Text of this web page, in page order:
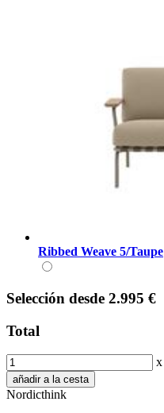
Ribbed Weave 5/Taupe
Selección desde 2.995 €
Total
x
añadir a la cesta
Nordicthink